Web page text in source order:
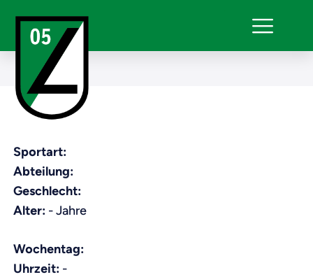
Sportart:
Abteilung:
Geschlecht:
Alter: - Jahre
Wochentag:
Uhrzeit: -